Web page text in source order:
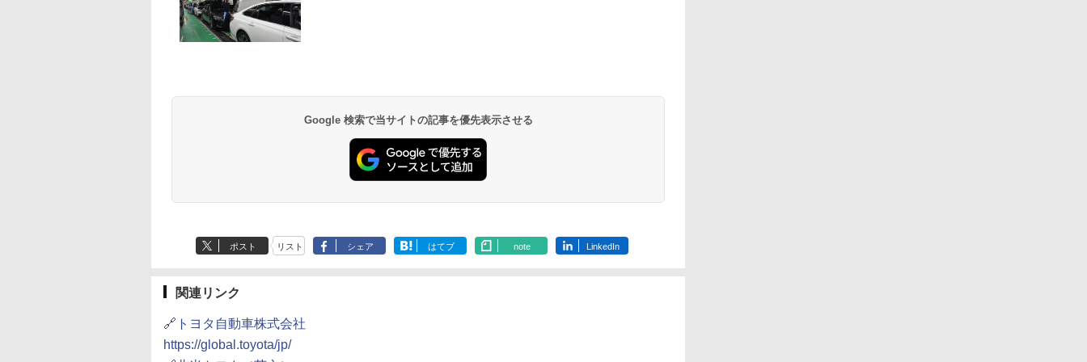
Google 検索で当サイトの記事を優先表示させる
ポスト リスト シェア はてブ note LinkedIn
関連リンク
🔗トヨタ自動車株式会社
https://global.toyota/jp/